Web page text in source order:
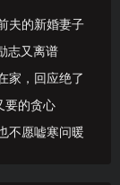
夫的新婚妻子
志又离谱
家，回应绝了
要的贪心
不愿嘘寒问暖